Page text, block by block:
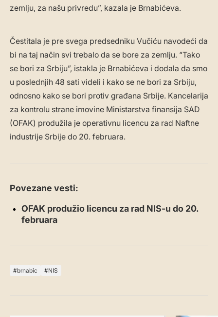
zemlju, za našu privredu”, kazala je Brnabićeva.
Čestitala je pre svega predsedniku Vučiću navodeći da
bi na taj način svi trebalo da se bore za zemlju. “Tako
se bori za Srbiju”, istakla je Brnabićeva i dodala da smo
u poslednjih 48 sati videli i kako se ne bori za Srbiju,
odnosno kako se bori protiv građana Srbije. Kancelarija
za kontrolu strane imovine Ministarstva finansija SAD
(OFAK) produžila je operativnu licencu za rad Naftne
industrije Srbije do 20. februara.
Povezane vesti:
OFAK produžio licencu za rad NIS-u do 20.
februara
brnabic NIS